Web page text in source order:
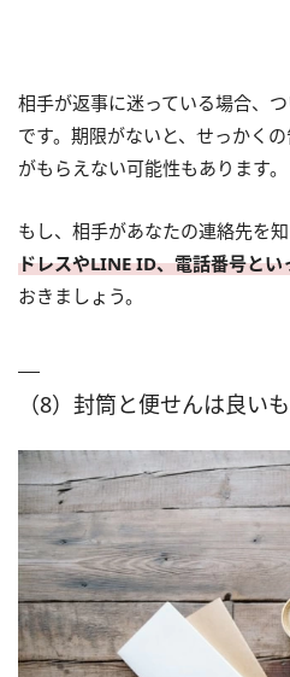
相手が返事に迷っている場合、
です。期限がないと、せっかく
がもらえない可能性もあります。
もし、相手があなたの連絡先を知
ドレスやLINE ID、電話番号と
おきましょう。
（8）封筒と便せんは良い